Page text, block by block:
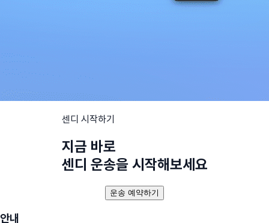
센디 시작하기
지금 바로
센디 운송을 시작해보세요
운송 예약하기
안내